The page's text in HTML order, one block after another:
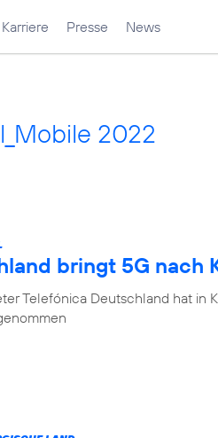
Karriere Presse News
2022
bringt 5G nach
Telefónica Deutschland hat in